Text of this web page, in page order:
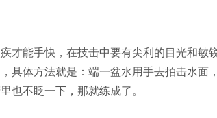
才能手快，在技击中要有尖利的目光和敏
具体方法就是：端一盆水用手去拍击水面
也不眨一下，那就练成了。